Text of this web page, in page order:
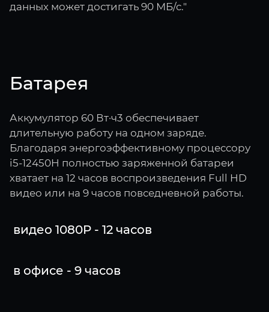
данных может достигать 90 МБ/с."
Батарея
Аккумулятор 60 Вт·ч3 обеспечивает
длительную работу на одном заряде.
Благодаря энергоэффективному процессору
i5-12450H полностью заряженной батареи
хватает на 12 часов воспроизведения Full HD
видео или на 9 часов повседневной работы.
видео 1080P - 12 часов
в офисе - 9 часов